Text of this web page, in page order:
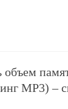
объем
MP3) –